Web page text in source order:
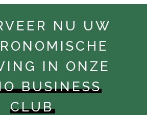
NU UW
IN ONZE
BUSINESS
CLUB